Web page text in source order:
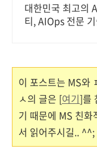
대한민국 최고의
티, AIOps 전문
이 포스트는 MS와
ㅅ의 글은 [여기]를
기 때문에 MS 친화
서 읽어주시길.. ^^;